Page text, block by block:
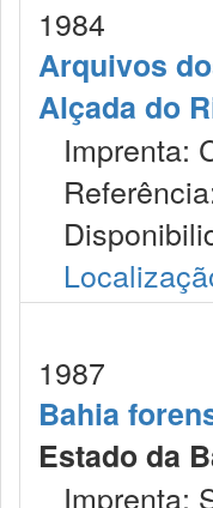
1984
Arquivos
Alçada do
Imprenta:
1987
Bahia
Estado da
Imprenta: